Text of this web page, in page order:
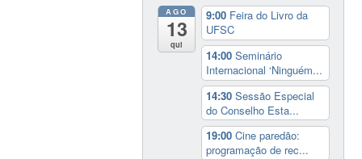
AGO
13
qui
9:00 Feira do Livro da
UFSC
14:00Seminário
Internacional ‘Ninguém...
14:30Sessão Especial
do Conselho Esta...
19:00Cine paredão:
programação de rec...